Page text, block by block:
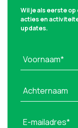
Wil je als eerste
acties en
updates.
Voornaam*
Achternaam
E-mailadres*